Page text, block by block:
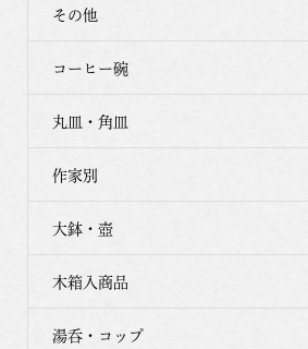
その他
コーヒー碗
丸皿・角皿
作家別
大鉢・壺
木箱入商品
湯呑・コップ